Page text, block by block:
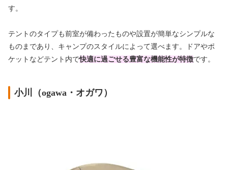
す。
テントのタイプも前室が備わったものや設置が簡単なシンプルな
ものまであり、キャンプのスタイルによって選べます。ドアやポ
ケットなどテント内で快適に過ごせる豊富な機能性が特徴です。
小川（ogawa・オガワ）